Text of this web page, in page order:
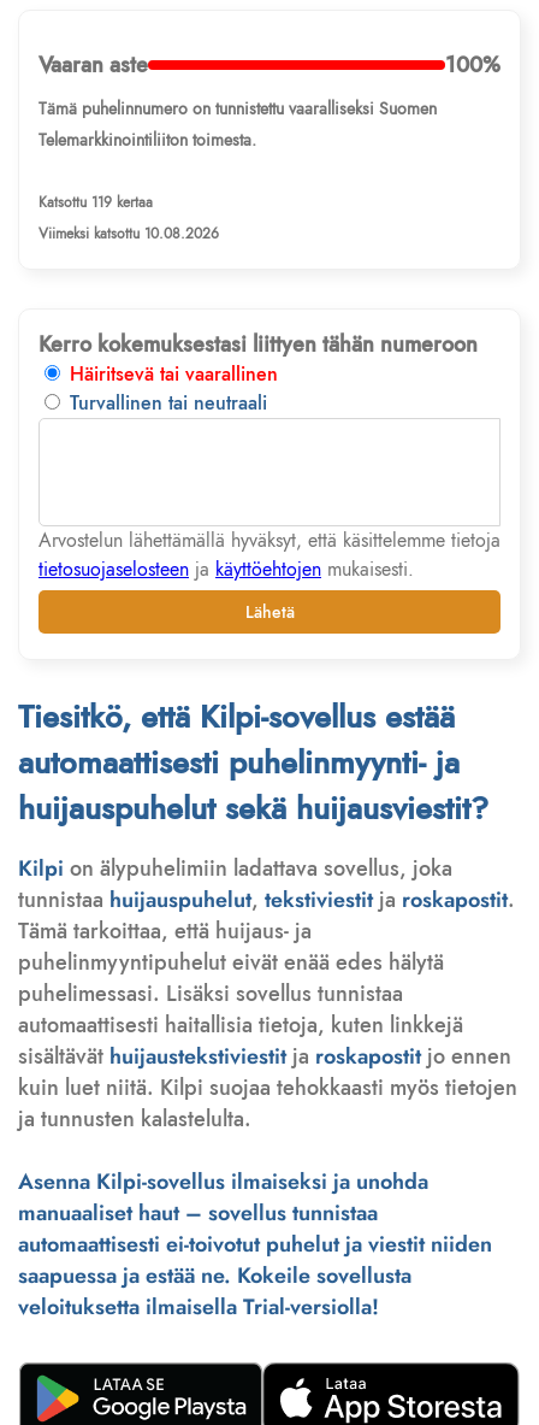
Vaaran aste 100%
Tämä puhelinnumero on tunnistettu vaaralliseksi Suomen
Telemarkkinointiliiton toimesta.
Katsottu 119 kertaa
Viimeksi katsottu 10.08.2026
Kerro kokemuksestasi liittyen tähän numeroon
Häiritsevä tai vaarallinen
Turvallinen tai neutraali
Arvostelun lähettämällä hyväksyt, että käsittelemme tietoja
tietosuojaselosteen ja käyttöehtojen mukaisesti.
Lähetä
Tiesitkö, että Kilpi-sovellus estää
automaattisesti puhelinmyynti- ja
huijauspuhelut sekä huijausviestit?
Kilpi on älypuhelimiin ladattava sovellus, joka
tunnistaa huijauspuhelut, tekstiviestitja roskapostit.
Tämä tarkoittaa, että huijaus- ja
puhelinmyyntipuhelut eivät enää edes hälytä
puhelimessasi. Lisäksi sovellus tunnistaa
automaattisesti haitallisia tietoja, kuten linkkejä
sisältävät huijaustekstiviestitja roskapostitjo ennen
kuin luet niitä. Kilpi suojaa tehokkaasti myös tietojen
ja tunnusten kalastelulta.
Asenna Kilpi-sovellus ilmaiseksi ja unohda
manuaaliset haut – sovellus tunnistaa
automaattisesti ei-toivotut puhelut ja viestit niiden
saapuessa ja estää ne. Kokeile sovellusta
veloituksetta ilmaisella Trial-versiolla!